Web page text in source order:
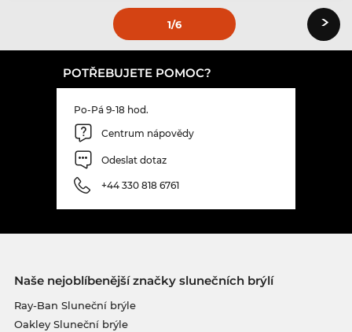
1/6 ›
POTŘEBUJETE POMOC?
Po-Pá 9-18 hod.
Centrum nápovědy
Odeslat dotaz
+44 330 818 6761
Naše nejoblíbenější značky slunečních brýlí
Ray-Ban Sluneční brýle
Oakley Sluneční brýle